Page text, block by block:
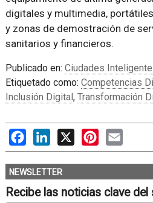
digitales y multimedia,
y zonas de demostración de
sanitarios y financieros.
Publicado en: Ciudades
Etiquetado como: Competencias
Inclusión Digital, Transformación
FacebookLinkedIn
X PinterestEmail
NEWSLETTER
Recibe las noticias clave